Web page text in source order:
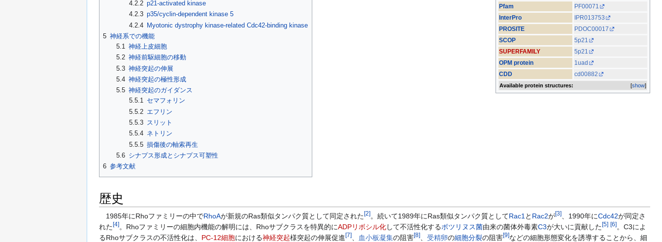
Pfam
PF00071
InterPro
IPR013753
PROSITE
PDOC00017
SCOP
5p21
SUPERFAMILY
5p21
OPM protein
1uad
CDD
cd00882
[show]
Available protein structures:
4.2.2 p21-activated kinase
4.2.3 p35/cyclin-dependent kinase 5
4.2.4 Myotonic dystrophy kinase-related Cdc42-binding kinase
5 神経系での機能
5.1 神経上皮細胞
5.2 神経前駆細胞の移動
5.3 神経突起の伸展
5.4 神経突起の極性形成
5.5 神経突起のガイダンス
5.5.1 セマフォリン
5.5.2 エフリン
5.5.3 スリット
5.5.4 ネトリン
5.5.5 損傷後の軸索再生
5.6 シナプス形成とシナプス可塑性
6 参考文献
歴史
1985年にRhoファミリーの中でRhoAが新規のRas類似タンパク質として同定された[2]。続いて1989年にRas類似タンパク質としてRac1 と Rac2が[3] 、1990年にCdc42が同定さ
れた[4]。Rhoファミリーの細胞内機能の解明には、Rhoサブクラスを特異的にADPリボシル化して不活性化するボツリヌス菌由来の菌体外毒素C3が大いに貢献した[5] [6]。C3によ
るRhoサブクラスの不活性化は、 PC-12細胞における神経突起様突起の伸展促進[7] 血小板凝集の阻害[8] 受精卵の細胞分裂の阻害[9]などの細胞形態変化を誘導することから、細